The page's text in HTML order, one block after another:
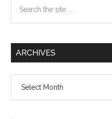
the
ARCHIVES